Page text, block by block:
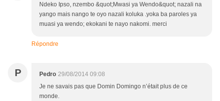
Ndeko Ipso, nzembo &quot;Mwasi ya Wendo&quot; nazali na
yango mais nango te oyo nazali koluka .yoka ba paroles ya
muasi ya wendo; ekokani te nayo nakomi. merci
Répondre
P Pedro 29/08/2014 09:08
Je ne savais pas que Domin Domingo n’était plus de ce
monde.